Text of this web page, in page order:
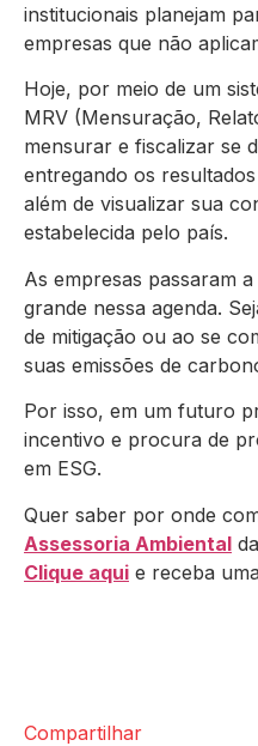
institucionais planejam
empresas que não
Hoje, por meio de um
MRV (Mensuração,
mensurar e fiscalizar se
entregando os
além de visualizar sua
estabelecida pelo país.
As empresas passaram
grande nessa agenda.
de mitigação ou ao se
suas emissões de
Por isso, em um futuro
incentivo e procura de
em ESG.
Quer saber por onde
Assessoria Ambiental
Clique aqui e receba
Compartilhar